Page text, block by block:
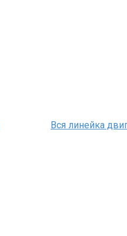
Вся линейка